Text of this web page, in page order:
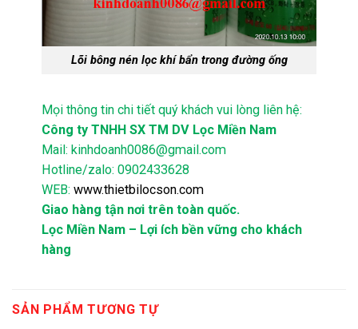
Lõi bông nén lọc khí bẩn trong đường ống
Mọi thông tin chi tiết quý khách vui lòng liên hệ:
Công ty TNHH SX TM DV Lọc Miền Nam
Mail: kinhdoanh0086@gmail.com
Hotline/zalo: 0902433628
WEB:www.thietbilocson.com
Giao hàng tận nơi trên toàn quốc.
Lọc Miền Nam – Lợi ích bền vững cho khách
hàng
SẢN PHẨM TƯƠNG TỰ